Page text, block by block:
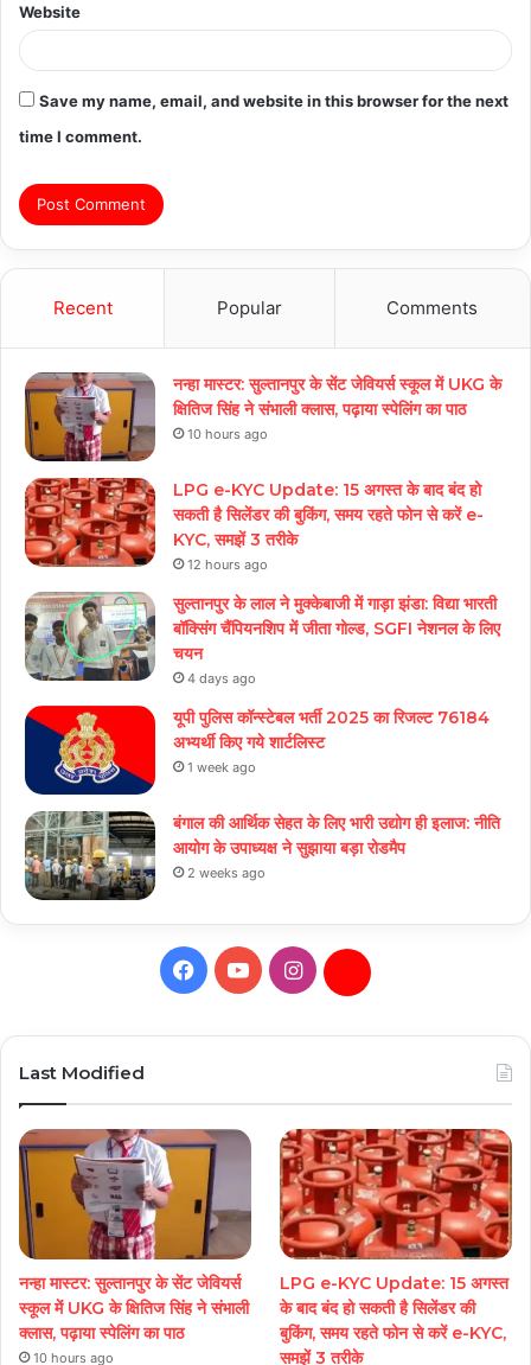
Website
Save my name, email, and website in this browser for the next
time I comment.
Recent Popular Comments
नन्हा मास्टर: सुल्तानपुर के सेंट जेवियर्स स्कूल में UKG के
क्षितिज सिंह ने संभाली क्लास, पढ़ाया स्पेलिंग का पाठ
10 hours ago
LPG e-KYC Update: 15 अगस्त के बाद बंद हो
सकती है सिलेंडर की बुकिंग, समय रहते फोन से करें e-
KYC, समझें 3 तरीके
12 hours ago
सुल्तानपुर के लाल ने मुक्केबाजी में गाड़ा झंडा: विद्या भारती
बॉक्सिंग चैंपियनशिप में जीता गोल्ड, SGFI नेशनल के लिए
चयन
4 days ago
यूपी पुलिस कॉन्स्टेबल भर्ती 2025 का रिजल्ट 76184
अभ्यर्थी किए गये शार्टलिस्ट
1 week ago
बंगाल की आर्थिक सेहत के लिए भारी उद्योग ही इलाज: नीत‌ि
आयोग के उपाध्यक्ष ने सुझाया बड़ा रोडमैप
2 weeks ago
Facebook
YouTubeInstagramDaily
Last Modified
नन्हा मास्टर: सुल्तानपुर के सेंट जेवियर्स
स्कूल में UKG के क्षितिज सिंह ने संभाली
क्लास, पढ़ाया स्पेलिंग का पाठ
10 hours ago
LPG e-KYC Update: 15 अगस्त
के बाद बंद हो सकती है सिलेंडर की
बुकिंग, समय रहते फोन से करें e-KYC,
समझें 3 तरीके